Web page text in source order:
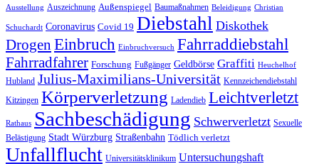
Ausstellung Auszeichnung Außenspiegel Baumaßnahmen Beleidigung Christian
Schuchardt Coronavirus Covid 19 Diebstahl Diskothek
Drogen Einbruch Einbruchversuch Fahrraddiebstahl
Fahrradfahrer Forschung Fußgänger Geldbörse Graffiti Heuchelhof
Hubland Julius-Maximilians-Universität Kennzeichendiebstahl
Kitzingen Körperverletzung Ladendieb Leichtverletzt
Rathaus Sachbeschädigung Schwerverletzt Sexuelle
Belästigung Stadt Würzburg Straßenbahn Tödlich verletzt
Unfallflucht Universitätsklinikum Untersuchungshaft